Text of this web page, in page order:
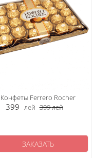
Конфеты Ferrero Rocher
399 лей 399лей
ЗАКАЗАТЬ